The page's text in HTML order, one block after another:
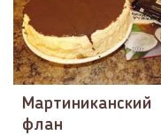
Мартиниканский
флан